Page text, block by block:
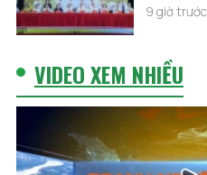
9 giờ trước
VIDEO XEM NHIỀU